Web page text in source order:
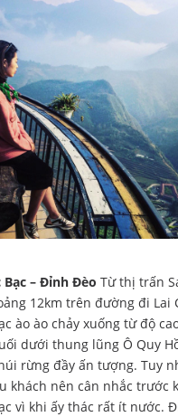
Bạc – Đỉnh Đèo Từ thị trấn
12km trên đường đi Lai
ào ào chảy xuống từ độ
dưới thung lũng Ô Quy
rừng đầy ấn tượng. Tuy
khách nên cân nhắc trước
vì khi ấy thác rất ít nước.